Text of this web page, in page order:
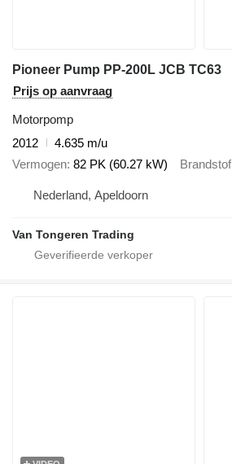
Pioneer Pump PP-200L JCB TC63
Prijs op aanvraag
Motorpomp
2012
4.635 m/u
Vermogen 82 PK (60.27 kW) Brandstof
Nederland, Apeldoorn
Van Tongeren Trading